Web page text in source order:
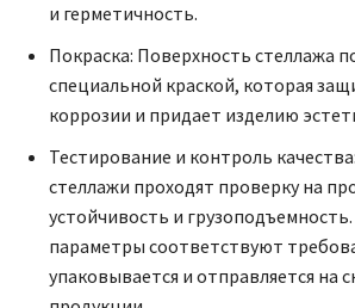
и герметичность.
Покраска: Поверхность стеллажа
специальной краской, которая
коррозии и придает изделию
Тестирование и контроль
стеллажи проходят проверку на
устойчивость и грузоподъемность.
параметры соответствуют
упаковывается и отправляется на